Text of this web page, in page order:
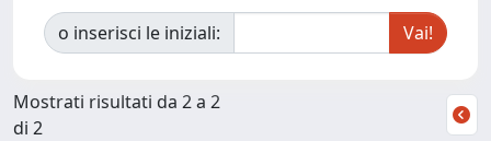
o inserisci le iniziali:
Mostrati risultati da 2 a 2
di 2